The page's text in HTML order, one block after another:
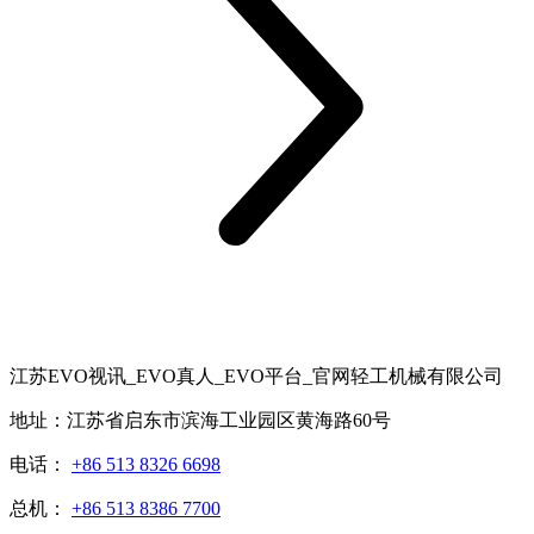
江苏EVO视讯_EVO真人_EVO平台_官网轻工机械有限公司
地址：江苏省启东市滨海工业园区黄海路60号
电话： +86 513 8326 6698
总机： +86 513 8386 7700